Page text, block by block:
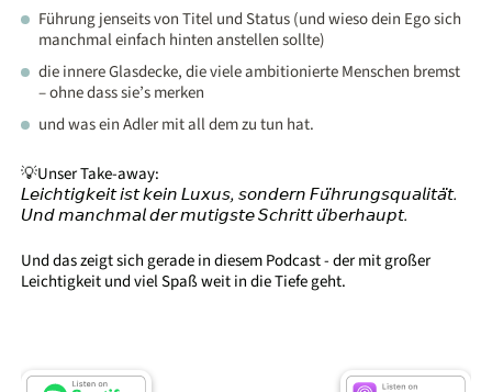
Führung jenseits von Titel und Status (und wieso dein Ego sich
manchmal einfach hinten anstellen sollte)
die innere Glasdecke, die viele ambitionierte Menschen bremst
– ohne dass sie’s merken
und was ein Adler mit all dem zu tun hat.
💡Unser Take-away:
𝘓𝘦𝘪𝘤𝘩𝘵𝘪𝘨𝘬𝘦𝘪𝘵 𝘪𝘴𝘵 𝘬𝘦𝘪𝘯 𝘓𝘶𝘹𝘶𝘴, 𝘴𝘰𝘯𝘥𝘦𝘳𝘯 𝘍𝘶̈𝘩𝘳𝘶𝘯𝘨𝘴𝘲𝘶𝘢𝘭𝘪𝘵𝘢̈𝘵.
𝘜𝘯𝘥 𝘮𝘢𝘯𝘤𝘩𝘮𝘢𝘭 𝘥𝘦𝘳 𝘮𝘶𝘵𝘪𝘨𝘴𝘵𝘦 𝘚𝘤𝘩𝘳𝘪𝘵𝘵 𝘶̈𝘣𝘦𝘳𝘩𝘢𝘶𝘱𝘵.
Und das zeigt sich gerade in diesem Podcast - der mit großer
Leichtigkeit und viel Spaß weit in die Tiefe geht.